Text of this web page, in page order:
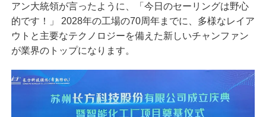
アン大統領が言ったように、「今日のセーリングは野心
的です！」 2028年の工場の70周年までに、多様なレイア
ウトと主要なテクノロジーを備えた新しいチャンファン
が業界のトップになります。